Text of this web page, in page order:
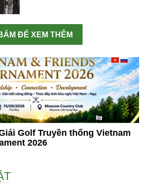
ĐỂ XEM THÊM
Golf Truyền thống Vietnam
2026